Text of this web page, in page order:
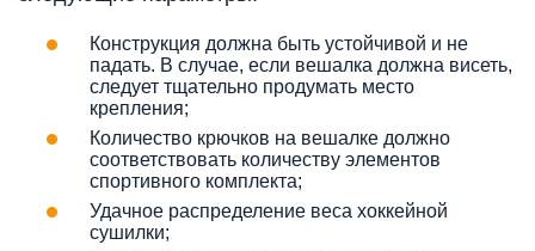
Конструкция должна быть устойчивой и не
падать. В случае, если вешалка должна висеть,
следует тщательно продумать место
крепления;
Количество крючков на вешалке должно
соответствовать количеству элементов
спортивного комплекта;
Удачное распределение веса хоккейной
сушилки;